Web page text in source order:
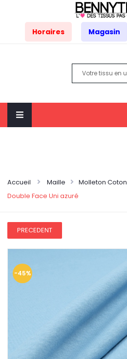
Horaires Magasin
Accueil Maille Molleton Coton
Double Face Uni azuré
PRECEDENT
-45%